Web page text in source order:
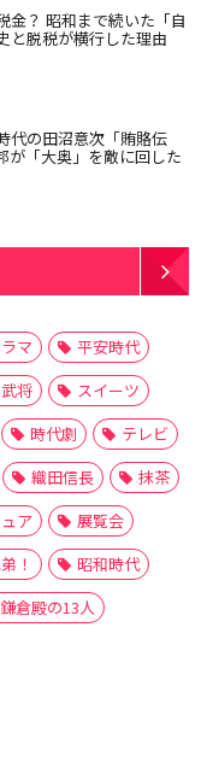
金？ 昭和まで続いた「自
と脱税が横行した理由
代の田沼意次「賄賂伝
が「大奥」を敵に回した
マ
平安時代
将
スイーツ
時代劇
テレビ
織田信長
抹茶
ア
展覧会
！
昭和時代
鎌倉殿の13人